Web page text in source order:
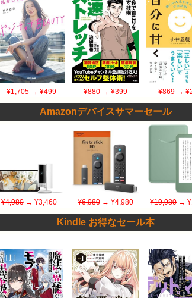
¥1,705→ ¥499 ¥880 → ¥399 ¥869→
Amazonデバイスサマーセール
¥4,980→ ¥3,460 ¥6,980→ ¥4,980 ¥19,980→
Kindle お得なセール本